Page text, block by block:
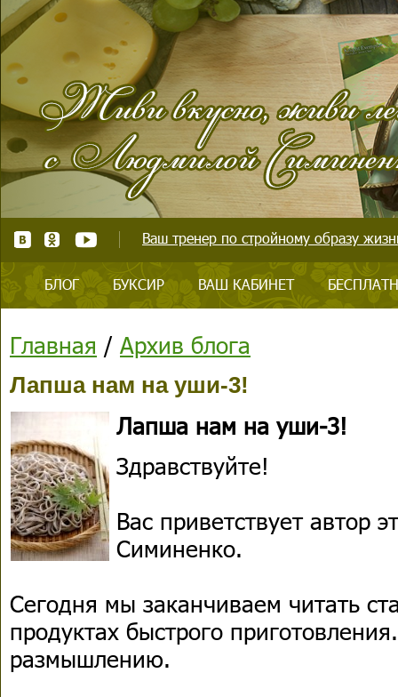
Ваш тренер по стройному образу
БЛОГ БУКСИР ВАШ КАБИНЕТ
Главная / Архив блога
Лапша нам на уши-3!
Лапша нам на уши-3!
Здравствуйте!
Вас приветствует автор
Симиненко.
Сегодня мы заканчиваем читать
продуктах быстрого
размышлению.